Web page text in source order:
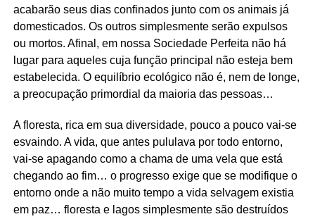
acabarão seus dias confinados junto com os animais já
domesticados. Os outros simplesmente serão expulsos
ou mortos. Afinal, em nossa Sociedade Perfeita não há
lugar para aqueles cuja função principal não esteja bem
estabelecida. O equilíbrio ecológico não é, nem de longe,
a preocupação primordial da maioria das pessoas…
A floresta, rica em sua diversidade, pouco a pouco vai-se
esvaindo. A vida, que antes pululava por todo entorno,
vai-se apagando como a chama de uma vela que está
chegando ao fim… o progresso exige que se modifique o
entorno onde a não muito tempo a vida selvagem existia
em paz… floresta e lagos simplesmente são destruídos